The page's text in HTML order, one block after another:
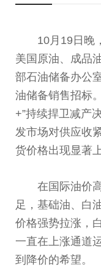
10月19日晚
美国原油、成品
部石油储备办公
油储备销售招标
+”持续捍卫减产
发市场对供应收
货价格出现显著上
在国际油价
足，基础油、白
价格强势拉涨，白
一直在上涨通道
到降价的希望。